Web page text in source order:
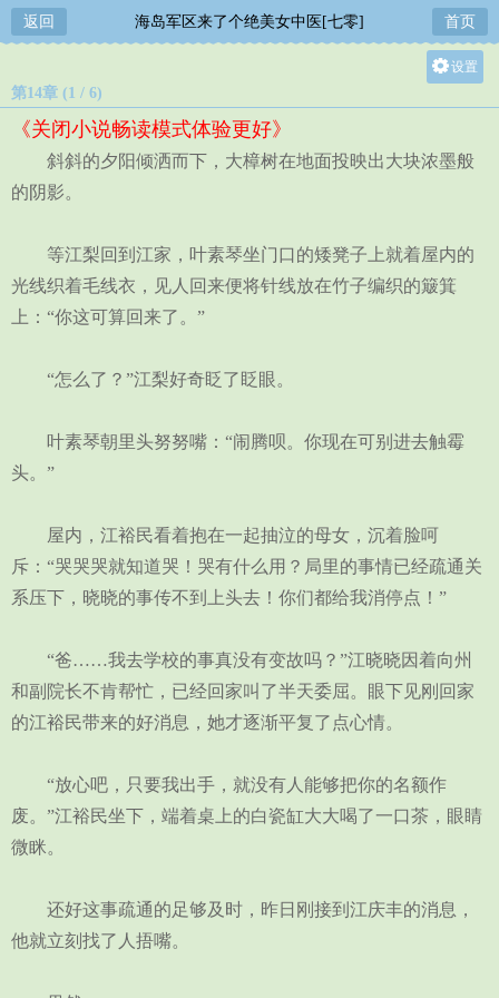
返回 海岛军区来了个绝美女中医[七零] 首页
设置
中
第14章 (1 / 6)
《关闭小说畅读模式体验更好》
斜斜的夕阳倾洒而下，大樟树在地面投映出大块浓墨般
的阴影。
等江梨回到江家，叶素琴坐门口的矮凳子上就着屋内的
光线织着毛线衣，见人回来便将针线放在竹子编织的簸箕
上：“你这可算回来了。”
“怎么了？”江梨好奇眨了眨眼。
叶素琴朝里头努努嘴：“闹腾呗。你现在可别进去触霉
头。”
屋内，江裕民看着抱在一起抽泣的母女，沉着脸呵
斥：“哭哭哭就知道哭！哭有什么用？局里的事情已经疏通关
系压下，晓晓的事传不到上头去！你们都给我消停点！”
“爸……我去学校的事真没有变故吗？”江晓晓因着向州
和副院长不肯帮忙，已经回家叫了半天委屈。眼下见刚回家
的江裕民带来的好消息，她才逐渐平复了点心情。
“放心吧，只要我出手，就没有人能够把你的名额作
废。”江裕民坐下，端着桌上的白瓷缸大大喝了一口茶，眼睛
微眯。
还好这事疏通的足够及时，昨日刚接到江庆丰的消息，
他就立刻找了人捂嘴。